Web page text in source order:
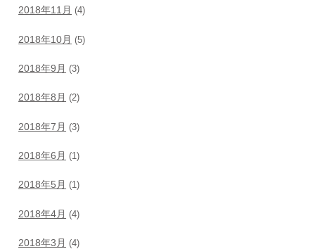
2018年11月 (4)
2018年10月 (5)
2018年9月 (3)
2018年8月 (2)
2018年7月 (3)
2018年6月 (1)
2018年5月 (1)
2018年4月 (4)
2018年3月 (4)